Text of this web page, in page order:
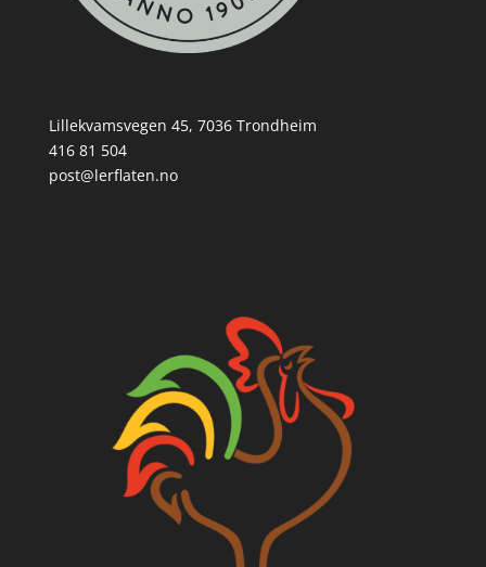
Lillekvamsvegen 45, 7036 Trondheim
416 81 504
post@lerflaten.no